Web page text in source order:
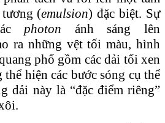
(emulsion) đặc biệt. Sự
photon ánh sáng lên
ra những vệt tối màu, hình
phổ gồm các dải tối xen
hiện các bước sóng cụ thể
dải này là “đặc điểm riêng”